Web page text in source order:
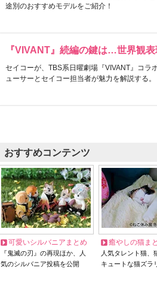
途別のおすすめモデルをご紹介！
『VIVANT』続編の鍵は…世界観
セイコーが、TBS系日曜劇場『VIVANT』コラ
ューサーとセイコー担当者が魅力を解説する。
おすすめコンテンツ
可愛いシルバニアまとめ
『鬼滅の刃』の再現ほか、人
気のシルバニア投稿を公開
癒やしの猫ま
人気タレント猫
キュートな猫ズラ